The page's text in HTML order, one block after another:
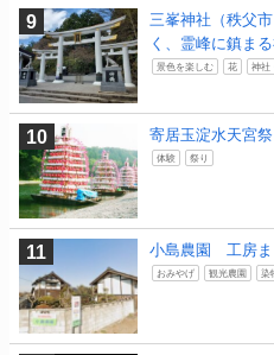
三峯神社（秩父
く、霊峰に鎮ま
景色を楽しむ 花 神社
寄居玉淀水天宮祭
体験 祭り
小島農園 工房ま
おみやげ 観光農園 染